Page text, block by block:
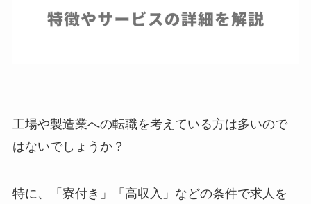
工場や製造業への転職を考えている方は多いので
はないでしょうか？
特に、「寮付き」「高収入」などの条件で求人を